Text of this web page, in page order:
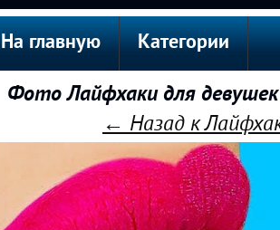
На главную Категории
Фото Лайфхаки для
← Назад к